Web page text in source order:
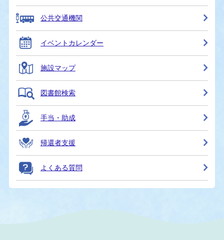
公共交通機関
イベントカレンダー
施設マップ
図書館検索
手当・助成
帰還者支援
よくある質問